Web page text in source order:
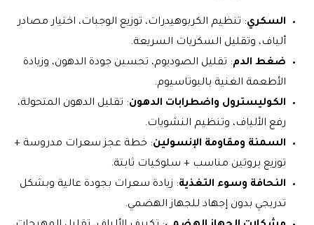
السكري: تنظيم الكربوهيدرات، توزيع الوجبات، اختيار مصادر
ألياف، وتقليل السكريات السريعة.
ضغط الدم: تقليل الصوديوم، تحسين جودة الدهون، وزيادة
الأطعمة الغنية بالبوتاسيوم.
الكوليسترول واضطرابات الدهون: تقليل الدهون المتحولة،
رفع الألياف، وتنظيم النشويات.
السمنة ومقاومة الإنسولين: خطة عجز سعرات مدروسة +
توزيع بروتين مناسب + سلوكيات ثابتة.
النحافة وسوء التغذية: زيادة سعرات بجودة عالية وبشكل
تدريجي بدون إجهاد للجهاز الهضمي.